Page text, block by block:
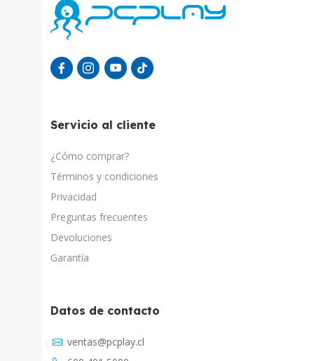
Servicio al cliente
¿Cómo comprar?
Términos y condiciones
Privacidad
Preguntas frecuentes
Devoluciones
Garantía
Datos de contacto
ventas@pcplay.cl
Respuesta inmediata con IA